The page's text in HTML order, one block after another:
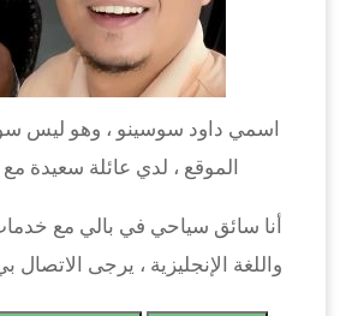
اسمي داود سوسينو ، وهو ليس
الموقع ، لدي عائلة سعيدة مع 3 أطفال.
أنا سائق سياحي في بالي مع خدمات
واللغة الإنجليزية ، يرجى الاتصال